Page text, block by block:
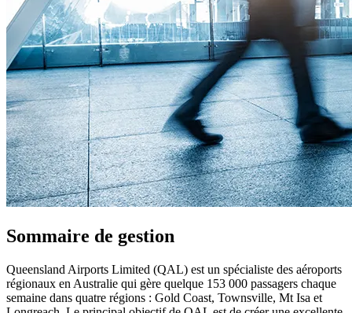
Sommaire de gestion
Queensland Airports Limited (QAL) est un spécialiste des aéroports
régionaux en Australie qui gère quelque 153 000 passagers chaque
semaine dans quatre régions : Gold Coast, Townsville, Mt Isa et